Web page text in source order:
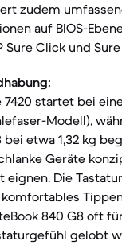
zudem
auf BIOS-
Sure Click und Sure
7420 startet bei
Modell),
bei etwa 1,32 kg
Geräte
eignen. Die
840 G8 oft
gelobt